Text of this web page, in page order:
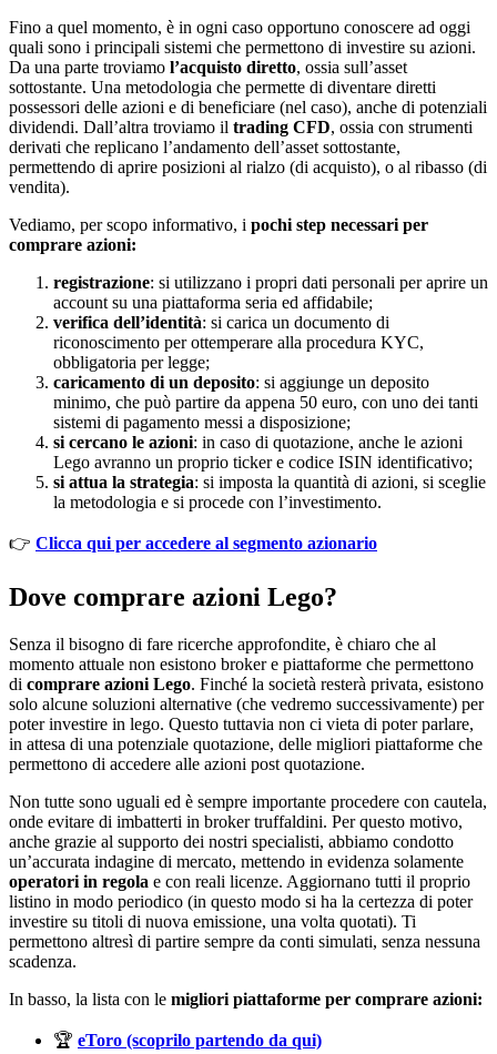
Fino a quel momento, è in ogni caso opportuno conoscere ad oggi
quali sono i principali sistemi che permettono di investire su azioni.
Da una parte troviamo l’acquisto diretto, ossia sull’asset
sottostante. Una metodologia che permette di diventare diretti
possessori delle azioni e di beneficiare (nel caso), anche di potenziali
dividendi. Dall’altra troviamo il trading CFD, ossia con strumenti
derivati che replicano l’andamento dell’asset sottostante,
permettendo di aprire posizioni al rialzo (di acquisto), o al ribasso (di
vendita).
Vediamo, per scopo informativo, i pochi step necessari per
comprare azioni:
registrazione: si utilizzano i propri dati personali per aprire un
account su una piattaforma seria ed affidabile;
verifica dell’identità: si carica un documento di
riconoscimento per ottemperare alla procedura KYC,
obbligatoria per legge;
caricamento di un deposito: si aggiunge un deposito
minimo, che può partire da appena 50 euro, con uno dei tanti
sistemi di pagamento messi a disposizione;
si cercano le azioni: in caso di quotazione, anche le azioni
Lego avranno un proprio ticker e codice ISIN identificativo;
si attua la strategia: si imposta la quantità di azioni, si sceglie
la metodologia e si procede con l’investimento.
👉 Clicca qui per accedere al segmento azionario
Dove comprare azioni Lego?
Senza il bisogno di fare ricerche approfondite, è chiaro che al
momento attuale non esistono broker e piattaforme che permettono
di comprare azioni Lego. Finché la società resterà privata, esistono
solo alcune soluzioni alternative (che vedremo successivamente) per
poter investire in lego. Questo tuttavia non ci vieta di poter parlare,
in attesa di una potenziale quotazione, delle migliori piattaforme che
permettono di accedere alle azioni post quotazione.
Non tutte sono uguali ed è sempre importante procedere con cautela,
onde evitare di imbatterti in broker truffaldini. Per questo motivo,
anche grazie al supporto dei nostri specialisti, abbiamo condotto
un’accurata indagine di mercato, mettendo in evidenza solamente
operatori in regola e con reali licenze. Aggiornano tutti il proprio
listino in modo periodico (in questo modo si ha la certezza di poter
investire su titoli di nuova emissione, una volta quotati). Ti
permettono altresì di partire sempre da conti simulati, senza nessuna
scadenza.
In basso, la lista con le migliori piattaforme per comprare azioni:
🏆 eToro (scoprilo partendo da qui)